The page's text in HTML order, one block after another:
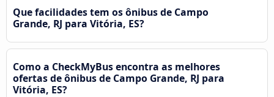
Que facilidades tem os ônibus de Campo
Grande, RJ para Vitória, ES?
Como a CheckMyBus encontra as melhores
ofertas de ônibus de Campo Grande, RJ para
Vitória, ES?